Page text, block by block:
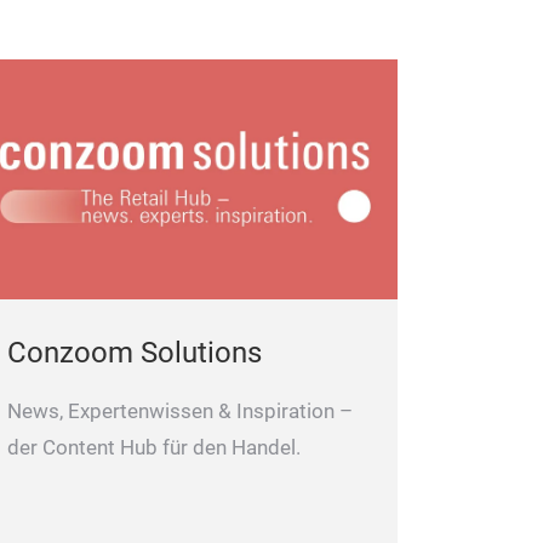
Conzoom Solutions
News, Expertenwissen & Inspiration –
der Content Hub für den Handel.